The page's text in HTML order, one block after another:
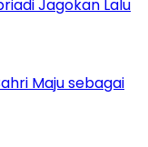
Jagokan Lalu
Maju sebagai